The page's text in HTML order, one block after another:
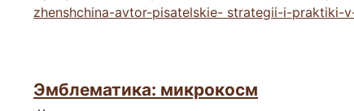
zhenshchina-avtor-pisatelskie- strategii-i-praktiki-
Эмблематика: микрокосм